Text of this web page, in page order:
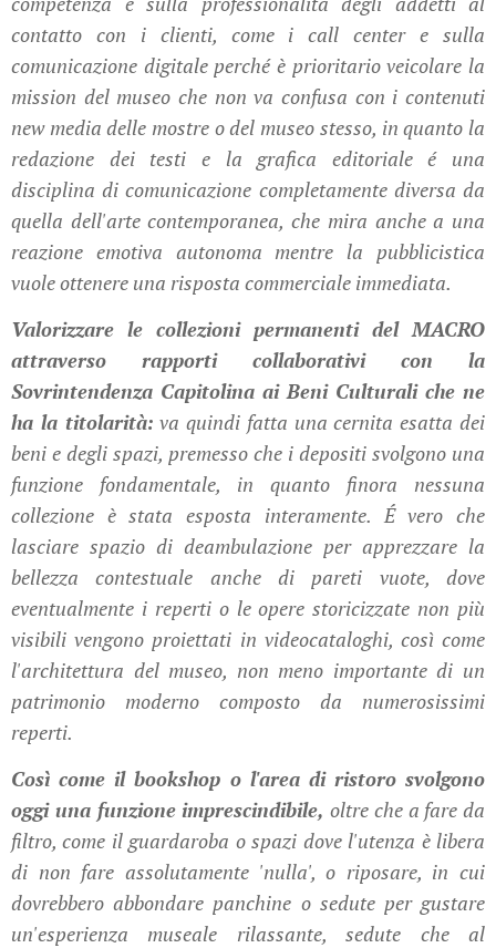
contatto con i clienti, come i call center e sulla
comunicazione digitale perché è prioritario veicolare la
mission del museo che non va confusa con i contenuti
new media delle mostre o del museo stesso, in quanto la
redazione dei testi e la grafica editoriale é una
disciplina di comunicazione completamente diversa da
quella dell'arte contemporanea, che mira anche a una
reazione emotiva autonoma mentre la pubblicistica
vuole ottenere una risposta commerciale immediata.
Valorizzare le collezioni permanenti del MACRO
attraverso rapporti collaborativi con la
Sovrintendenza Capitolina ai Beni Culturali che ne
ha la titolarità: va quindi fatta una cernita esatta dei
beni e degli spazi, premesso che i depositi svolgono una
funzione fondamentale, in quanto finora nessuna
collezione è stata esposta interamente. É vero che
lasciare spazio di deambulazione per apprezzare la
bellezza contestuale anche di pareti vuote, dove
eventualmente i reperti o le opere storicizzate non più
visibili vengono proiettati in videocataloghi, così come
l'architettura del museo, non meno importante di un
patrimonio moderno composto da numerosissimi
reperti.
Così come il bookshop o l'area di ristoro svolgono
oggi una funzione imprescindibile, oltre che a fare da
filtro, come il guardaroba o spazi dove l'utenza è libera
di non fare assolutamente 'nulla', o riposare, in cui
dovrebbero abbondare panchine o sedute per gustare
un'esperienza museale rilassante, sedute che al